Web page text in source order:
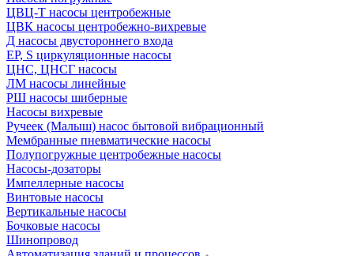
ЦВЦ-Т насосы центробежные
ЦВК насосы центробежно-вихревые
Д насосы двустороннего входа
EP, S циркуляционные насосы
ЦНС, ЦНСГ насосы
ЛМ насосы линейные
РШ насосы шиберные
Насосы вихревые
Ручеек (Малыш) насос бытовой вибрационный
Мембранные пневматические насосы
Полупогружные центробежные насосы
Насосы-дозаторы
Импеллерные насосы
Винтовые насосы
Вертикальные насосы
Бочковые насосы
Шинопровод